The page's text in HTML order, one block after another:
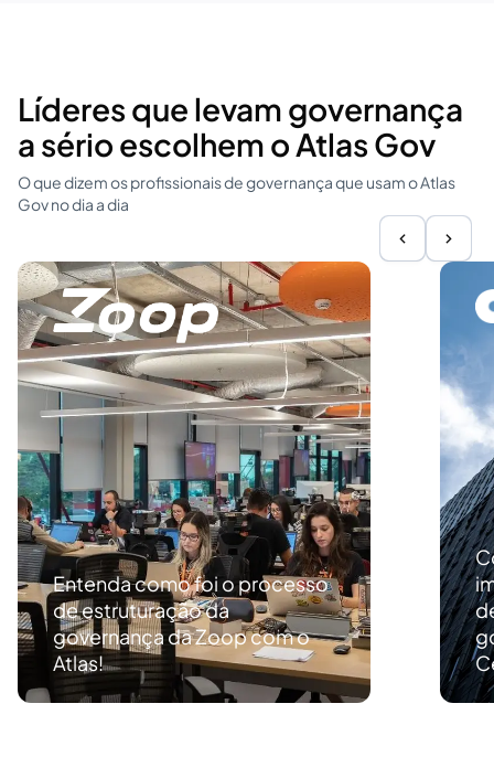
Líderes que levam governança
a sério escolhem o Atlas Gov
O que dizem os profissionais de governança que usam o Atlas
Gov no dia a dia
Entenda como foi o processo
de estruturação da
governança da Zoop com o
Atlas!